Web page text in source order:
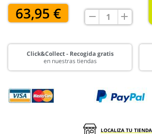
63,95 €
Click&Collect - Recogida gratis
en nuestras tiendas
LOCALIZA TU